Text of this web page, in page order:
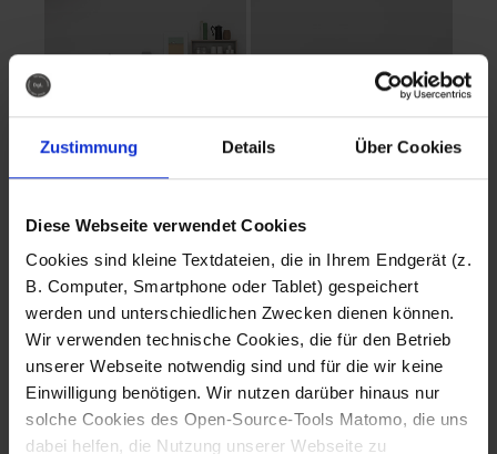
Zustimmung Details Über Cookies
Diese Webseite verwendet Cookies
Cookies sind kleine Textdateien, die in Ihrem Endgerät (z.
B. Computer, Smartphone oder Tablet) gespeichert
werden und unterschiedlichen Zwecken dienen können.
Wir verwenden technische Cookies, die für den Betrieb
unserer Webseite notwendig sind und für die wir keine
Einwilligung benötigen. Wir nutzen darüber hinaus nur
solche Cookies des Open-Source-Tools Matomo, die uns
dabei helfen, die Nutzung unserer Webseite zu
Fotografo: Lorenz
Sternbach
Download
Fotografo: Lorenz
Sternbach
Download